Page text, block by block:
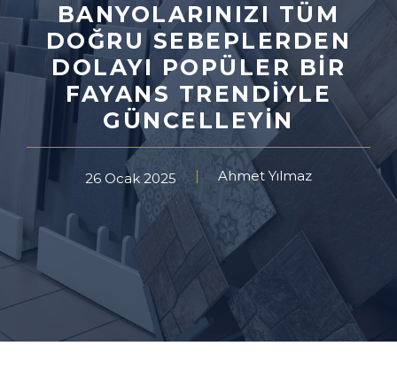
BANYOLARINIZI TÜM
DOĞRU SEBEPLERDEN
DOLAYI POPÜLER BIR
FAYANS TRENDIYLE
GÜNCELLEYIN
26 Ocak 2025 Ahmet Yılmaz